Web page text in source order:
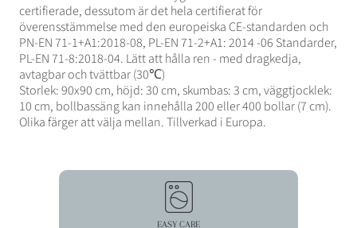
certifierade, dessutom är det hela certifierat för
överensstämmelse med den europeiska CE-standarden och
PN-EN 71-1+A1:2018-08, PL-EN 71-2+A1: 2014 -06 Standarder,
PL-EN 71-8:2018-04. Lätt att hålla ren - med dragkedja,
avtagbar och tvättbar (30℃)
Storlek: 90x90 cm, höjd: 30 cm, skumbas: 3 cm, väggtjocklek:
10 cm, bollbassäng kan innehålla 200 eller 400 bollar (7 cm).
Olika färger att välja mellan. Tillverkad i Europa.
EASY CARE